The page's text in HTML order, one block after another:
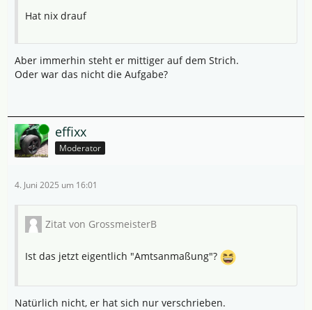
Hat nix drauf
Aber immerhin steht er mittiger auf dem Strich.
Oder war das nicht die Aufgabe?
Online effixx
Moderator
4. Juni 2025 um 16:01
Zitat von GrossmeisterB
Ist das jetzt eigentlich "Amtsanmaßung"?
Natürlich nicht, er hat sich nur verschrieben.